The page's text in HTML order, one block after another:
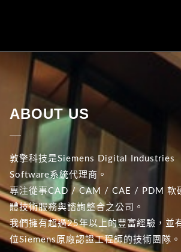
ABOUT US
敦擎科技是Siemens Digital Industries
Software系統代理商。
專注從事CAD / CAM / CAE / PDM 軟
體技術服務與諮詢整合之公司。
我們擁有超過25年以上的豐富經驗，並
位Siemens原廠認證工程師的技術團隊。